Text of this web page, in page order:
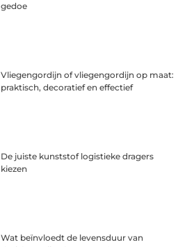
gedoe
Vliegengordijn of vliegengordijn op maat:
praktisch, decoratief en effectief
De juiste kunststof logistieke dragers
kiezen
Wat beïnvloedt de levensduur van